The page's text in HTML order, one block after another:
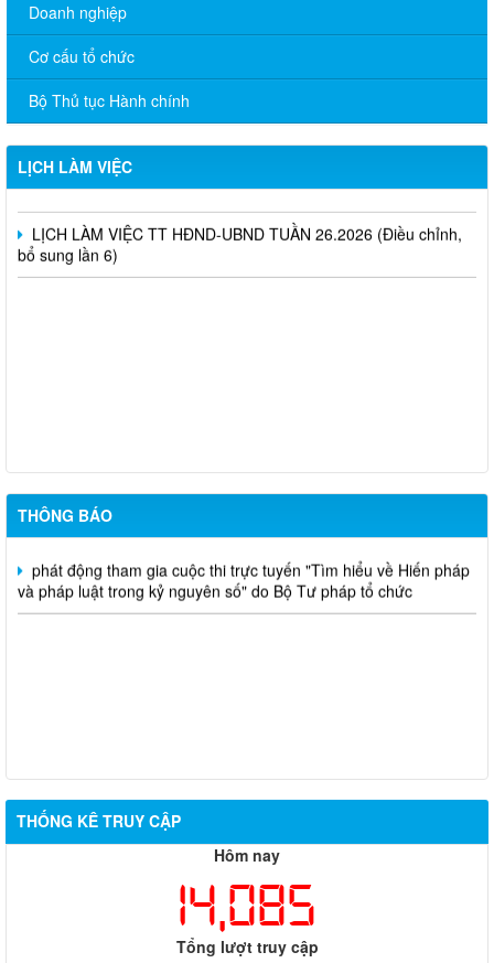
Doanh nghiệp
Cơ cấu tổ chức
Bộ Thủ tục Hành chính
LỊCH LÀM VIỆC
LỊCH LÀM VIỆC TT HĐND-UBND TUẦN 30.2026 (Điều chỉnh,
bổ sung lần 4)
LỊCH LÀM VIỆC TT HĐND-UBND TUẦN 28.2026 (Điều chỉnh,
bổ sung lần 6)
LỊCH LÀM VIỆC TT HĐND-UBND TUẦN 27.2026 (Điều chỉnh,
bổ sung lần 5)
LỊCH LÀM VIỆC TT HĐND-UBND TUẦN 26.2026 (Điều chỉnh,
bổ sung lần 6)
THÔNG BÁO
Chuyển mục đích sử dụng đất - Bùi Thị Xuân Hương
và pháp luật trong kỷ nguyên số" do Bộ Tư pháp tổ chức
THỐNG KÊ TRUY CẬP
Hôm nay
14,085
Tổng lượt truy cập